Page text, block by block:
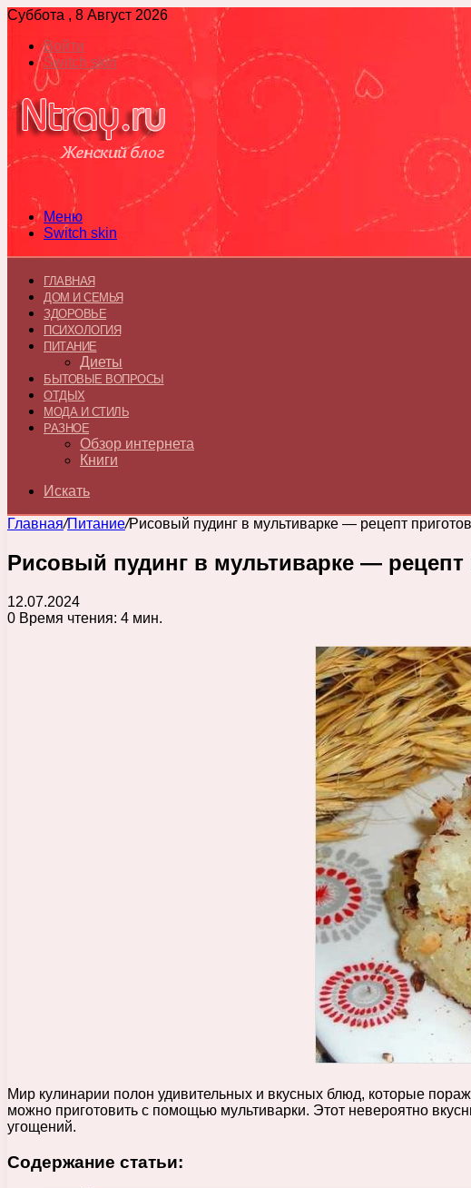
Суббота , 8 Август 2026
Войти
Switch skin
Меню
Switch skin
ГЛАВНАЯ
ДОМ И СЕМЬЯ
ЗДОРОВЬЕ
ПСИХОЛОГИЯ
ПИТАНИЕ
Диеты
БЫТОВЫЕ ВОПРОСЫ
ОТДЫХ
МОДА И СТИЛЬ
РАЗНОЕ
Обзор интернета
Книги
Искать
Главная/Питание/Рисовый пудинг в мультиварке — рецепт
Рисовый пудинг в мультиварке — рецепт
12.07.2024
0 Время чтения: 4 мин.
Мир кулинарии полон удивительных и вкусных блюд, которые
можно приготовить с помощью мультиварки. Этот невероятно
угощений.
Содержание статьи: